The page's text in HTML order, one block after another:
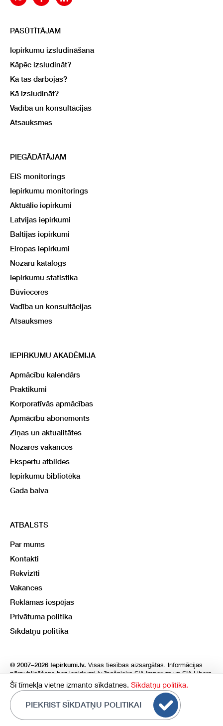
PASŪTĪTĀJAM
Iepirkumu izsludināšana
Kāpēc izsludināt?
Kā tas darbojas?
Kā izsludināt?
Vadība un konsultācijas
Atsauksmes
PIEGĀDĀTĀJAM
EIS monitorings
Iepirkumu monitorings
Aktuālie iepirkumi
Latvijas iepirkumi
Baltijas iepirkumi
Eiropas iepirkumi
Nozaru katalogs
Iepirkumu statistika
Būvieceres
Vadība un konsultācijas
Atsauksmes
IEPIRKUMU AKADĒMIJA
Apmācību kalendārs
Praktikumi
Korporatīvās apmācības
Apmācību abonements
Ziņas un aktualitātes
Nozares vakances
Ekspertu atbildes
Iepirkumu bibliotēka
Gada balva
ATBALSTS
Par mums
Kontakti
Rekvizīti
Vakances
Reklāmas iespējas
Privātuma politika
Sīkdatņu politika
© 2007–2026 Iepirkumi.lv. Visas tiesības aizsargātas. Informācijas
pārpublicēšana bez iepirkumi.lv īpašnieka SIA Imperum un SIA Libera
atļaujas, stingri aizliegta. SIA Imperum un SIA Libera nenes nekādu
atbildību, ja, pamatojoties uz mājas lapā atrodamo informāciju,
radušies materiāli vai citāda veida zaudējumi.
Šī tīmekļa vietne izmanto sīkdatnes. Sīkdatņu politika.
PIEKRIST SĪKDATŅU POLITIKAI